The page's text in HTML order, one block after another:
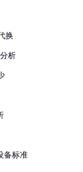
换
析
备标准